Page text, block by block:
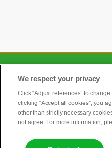
We respect your privacy
Click “Adjust references” to
clicking “Accept all cookies”, you
other than strictly necessary
not agree. For more information,